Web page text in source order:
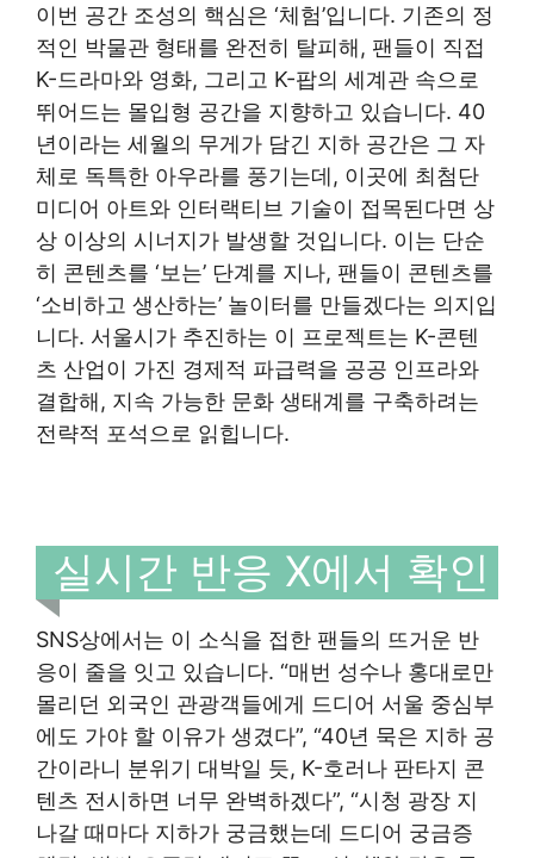
이번 공간 조성의 핵심은 ‘체험’입니다. 기존의 정
적인 박물관 형태를 완전히 탈피해, 팬들이 직접
K-드라마와 영화, 그리고 K-팝의 세계관 속으로
뛰어드는 몰입형 공간을 지향하고 있습니다. 40
년이라는 세월의 무게가 담긴 지하 공간은 그 자
체로 독특한 아우라를 풍기는데, 이곳에 최첨단
미디어 아트와 인터랙티브 기술이 접목된다면 상
상 이상의 시너지가 발생할 것입니다. 이는 단순
히 콘텐츠를 ‘보는’ 단계를 지나, 팬들이 콘텐츠를
‘소비하고 생산하는’ 놀이터를 만들겠다는 의지입
니다. 서울시가 추진하는 이 프로젝트는 K-콘텐
츠 산업이 가진 경제적 파급력을 공공 인프라와
결합해, 지속 가능한 문화 생태계를 구축하려는
전략적 포석으로 읽힙니다.
실시간 반응 X에서 확인
SNS상에서는 이 소식을 접한 팬들의 뜨거운 반
응이 줄을 잇고 있습니다. “매번 성수나 홍대로만
몰리던 외국인 관광객들에게 드디어 서울 중심부
에도 가야 할 이유가 생겼다”, “40년 묵은 지하 공
간이라니 분위기 대박일 듯, K-호러나 판타지 콘
텐츠 전시하면 너무 완벽하겠다”, “시청 광장 지
나갈 때마다 지하가 궁금했는데 드디어 궁금증